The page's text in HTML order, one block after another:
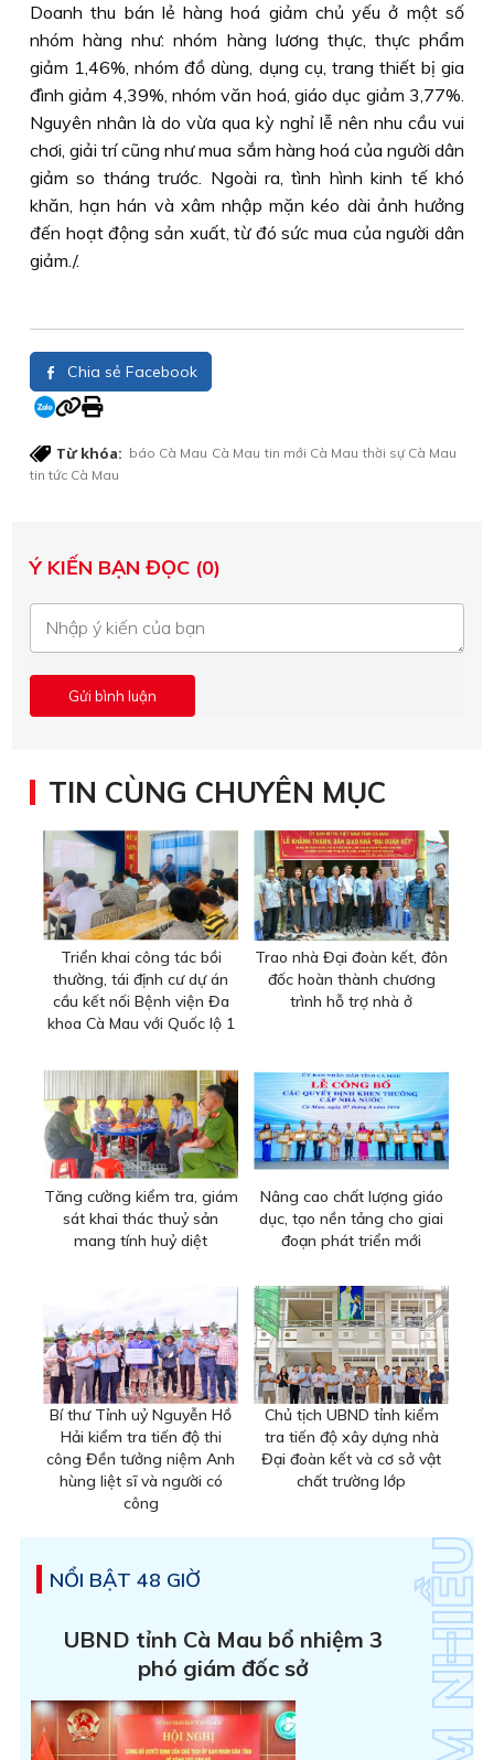
Doanh thu bán lẻ hàng hoá giảm chủ yếu ở một số
nhóm hàng như: nhóm hàng lương thực, thực phẩm
giảm 1,46%, nhóm đồ dùng, dụng cụ, trang thiết bị gia
đình giảm 4,39%, nhóm văn hoá, giáo dục giảm 3,77%.
Nguyên nhân là do vừa qua kỳ nghỉ lễ nên nhu cầu vui
chơi, giải trí cũng như mua sắm hàng hoá của người dân
giảm so tháng trước. Ngoài ra, tình hình kinh tế khó
khăn, hạn hán và xâm nhập mặn kéo dài ảnh hưởng
đến hoạt động sản xuất, từ đó sức mua của người dân
giảm./.
Chia sẻ Facebook
Từ khóa: báo Cà Mau Cà Mau tin mới Cà Mau thời sự Cà Mau
tin tức Cà Mau
Ý KIẾN BẠN ĐỌC (0)
TIN CÙNG CHUYÊN MỤC
Triển khai công tác bồi
thường, tái định cư dự án
cầu kết nối Bệnh viện Đa
khoa Cà Mau với Quốc lộ 1
Trao nhà Đại đoàn kết, đôn
đốc hoàn thành chương
trình hỗ trợ nhà ở
Tăng cường kiểm tra, giám
sát khai thác thuỷ sản
mang tính huỷ diệt
Nâng cao chất lượng giáo
dục, tạo nền tảng cho giai
đoạn phát triển mới
Bí thư Tỉnh uỷ Nguyễn Hồ
Hải kiểm tra tiến độ thi
công Đền tưởng niệm Anh
hùng liệt sĩ và người có
công
Chủ tịch UBND tỉnh kiểm
tra tiến độ xây dựng nhà
Đại đoàn kết và cơ sở vật
chất trường lớp
NỔI BẬT 48 GIỜ
UBND tỉnh Cà Mau bổ nhiệm 3
phó giám đốc sở